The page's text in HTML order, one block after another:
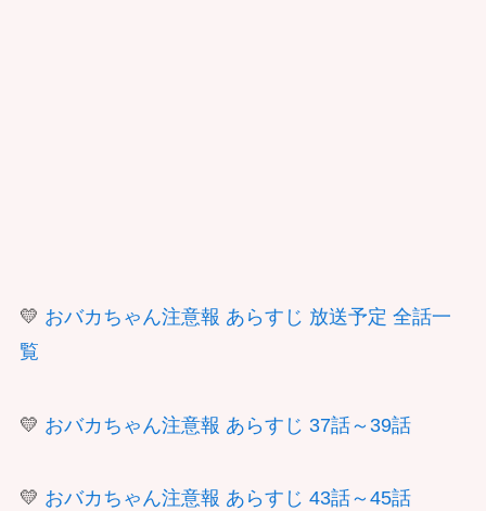
💛 おバカちゃん注意報 あらすじ 放送予定 全話一
覧
💛 おバカちゃん注意報 あらすじ 37話～39話
💛 おバカちゃん注意報 あらすじ 43話～45話